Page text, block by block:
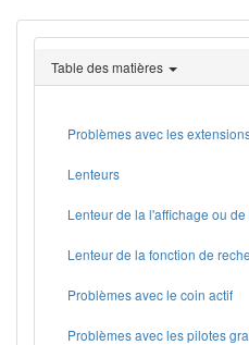
Table des matières
Problèmes avec les
Lenteurs
Lenteur de la l'affichage ou
Lenteur de la fonction de
Problèmes avec le coin actif
Problèmes avec les pilotes